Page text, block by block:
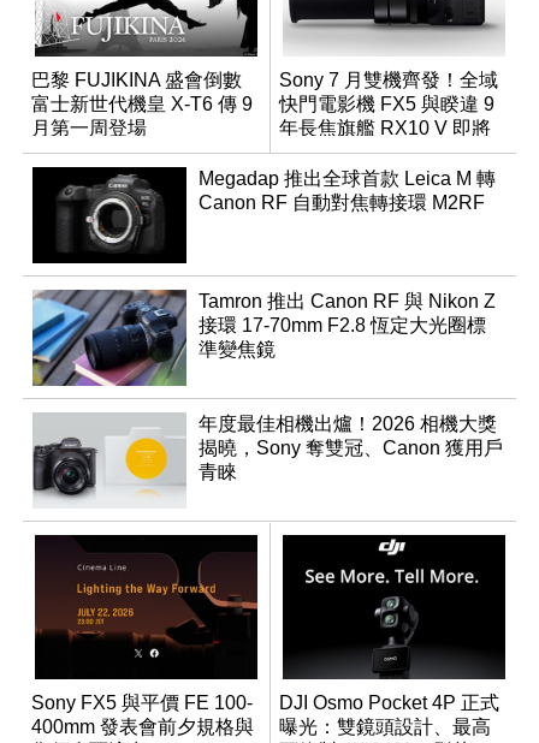
巴黎 FUJIKINA 盛會倒數
富士新世代機皇 X-T6 傳 9
月第一周登場
Sony 7 月雙機齊發！全域
快門電影機 FX5 與睽違 9
年長焦旗艦 RX10 V 即將
登場
Megadap 推出全球首款 Leica M 轉
Canon RF 自動對焦轉接環 M2RF
Tamron 推出 Canon RF 與 Nikon Z
接環 17-70mm F2.8 恆定大光圈標
準變焦鏡
年度最佳相機出爐！2026 相機大獎
揭曉，Sony 奪雙冠、Canon 獲用戶
青睞
Sony FX5 與平價 FE 100-
400mm 發表會前夕規格與
DJI Osmo Pocket 4P 正式
曝光：雙鏡頭設計、最高